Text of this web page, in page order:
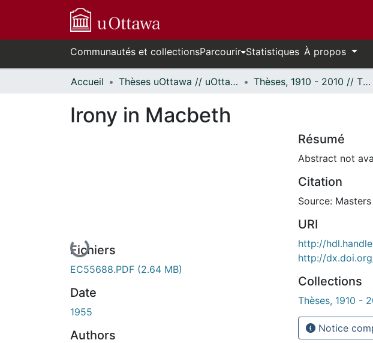
Communautés et collectionsParcourir Statistiques À propos
Accueil Thèses uOttawa // uOttawa Theses Thèses, 1910 - 2010 // Theses, 1910 - 2010
Irony in Macbeth
En cours de chargement...
Fichiers
EC55688.PDF (2.64 MB)
Date
1955
Authors
Résumé
Abstract not
Citation
Source:
URI
http://
http://
Collections
Thèses, 1910 -
Notice